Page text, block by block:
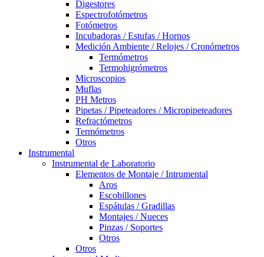
Digestores
Espectrofotómetros
Fotómetros
Incubadoras / Estufas / Hornos
Medición Ambiente / Relojes / Cronómetros
Termómetros
Termohigrómetros
Microscopios
Muflas
PH Metros
Pipetas / Pipeteadores / Micropipeteadores
Refractómetros
Termómetros
Otros
Instrumental
Instrumental de Laboratorio
Elementos de Montaje / Intrumental
Aros
Escobillones
Espátulas / Gradillas
Montajes / Nueces
Pinzas / Soportes
Otros
Otros